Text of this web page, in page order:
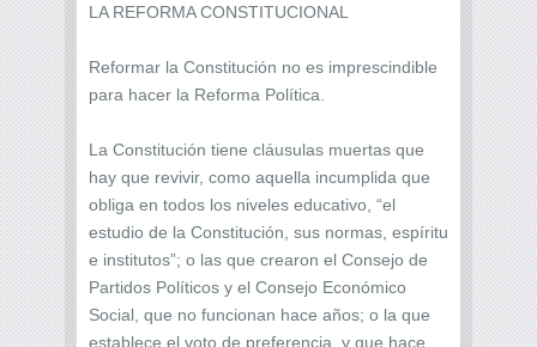
LA REFORMA CONSTITUCIONAL
Reformar la Constitución no es imprescindible
para hacer la Reforma Política.
La Constitución tiene cláusulas muertas que
hay que revivir, como aquella incumplida que
obliga en todos los niveles educativo, “el
estudio de la Constitución, sus normas, espíritu
e institutos”; o las que crearon el Consejo de
Partidos Políticos y el Consejo Económico
Social, que no funcionan hace años; o la que
establece el voto de preferencia, y que hace